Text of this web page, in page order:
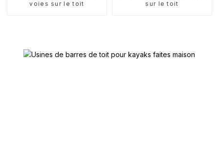
voies sur le toit
sur le toit